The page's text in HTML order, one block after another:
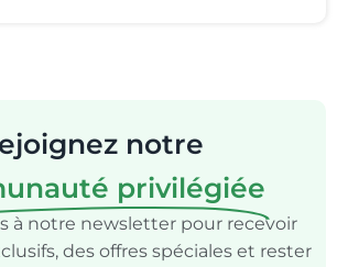
notre
privilégiée
à notre newsletter pour recevoir
des offres spéciales et rester